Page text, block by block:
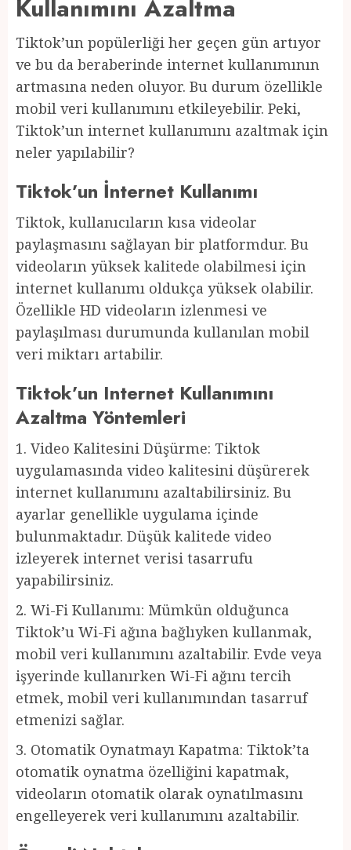
Kullanımını Azaltma
Tiktok’un popülerliği her geçen gün artıyor
ve bu da beraberinde internet kullanımının
artmasına neden oluyor. Bu durum özellikle
mobil veri kullanımını etkileyebilir. Peki,
Tiktok’un internet kullanımını azaltmak için
neler yapılabilir?
Tiktok’un İnternet Kullanımı
Tiktok, kullanıcıların kısa videolar
paylaşmasını sağlayan bir platformdur. Bu
videoların yüksek kalitede olabilmesi için
internet kullanımı oldukça yüksek olabilir.
Özellikle HD videoların izlenmesi ve
paylaşılması durumunda kullanılan mobil
veri miktarı artabilir.
Tiktok’un Internet Kullanımını
Azaltma Yöntemleri
1. Video Kalitesini Düşürme: Tiktok
uygulamasında video kalitesini düşürerek
internet kullanımını azaltabilirsiniz. Bu
ayarlar genellikle uygulama içinde
bulunmaktadır. Düşük kalitede video
izleyerek internet verisi tasarrufu
yapabilirsiniz.
2. Wi-Fi Kullanımı: Mümkün olduğunca
Tiktok’u Wi-Fi ağına bağlıyken kullanmak,
mobil veri kullanımını azaltabilir. Evde veya
işyerinde kullanırken Wi-Fi ağını tercih
etmek, mobil veri kullanımından tasarruf
etmenizi sağlar.
3. Otomatik Oynatmayı Kapatma: Tiktok’ta
otomatik oynatma özelliğini kapatmak,
videoların otomatik olarak oynatılmasını
engelleyerek veri kullanımını azaltabilir.